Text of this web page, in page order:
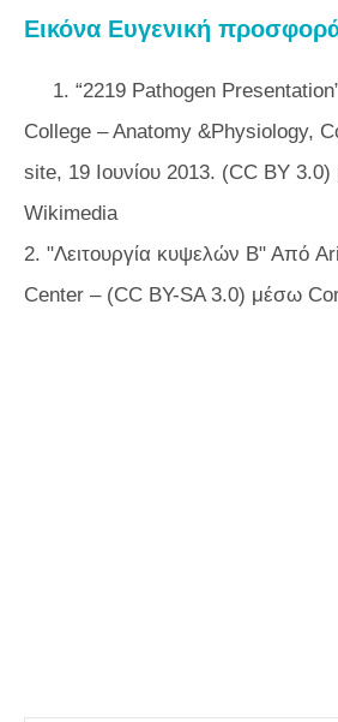
Εικόνα Ευγενική
1. “2219 Pathogen
College – Anatomy &Physiology,
site, 19 Ιουνίου 2013. (CC BY
Wikimedia
2. "Λειτουργία κυψελών Β" Από
Center – (CC BY-SA 3.0) μέσω